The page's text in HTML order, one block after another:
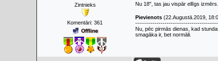
Zintnieks
Komentāri: 361
Nu 18", tas jau vispār ellīgs
Pievienots (22.Augustā.2019,
Nu, pēc pirmās dienas, kad
smagāka ir, bet normāli.